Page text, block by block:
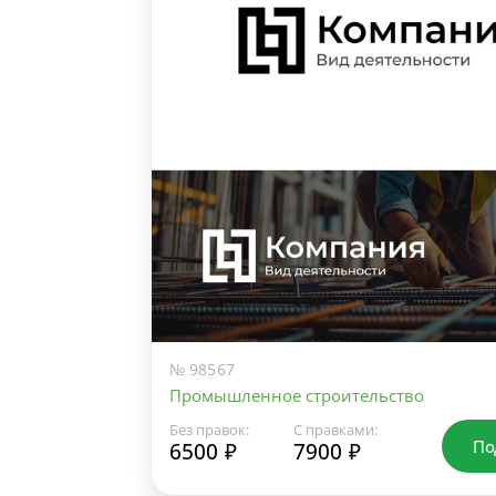
№ 98567
Промышленное строительство
Без правок:
6500 ₽
С правками:
7900 ₽